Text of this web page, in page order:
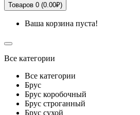
Товаров 0 (0.00₽)
Ваша корзина пуста!
Все категории
Все категории
Брус
Брус коробочный
Брус строганный
Брус сухой